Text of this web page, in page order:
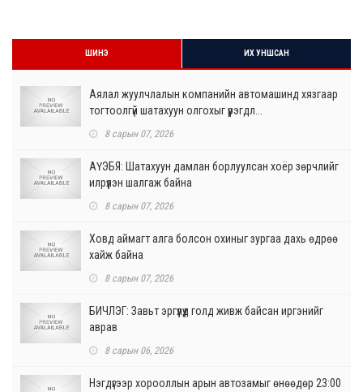
ШИНЭ ИХ УНШСАН
Аялал жуулчлалын компанийн автомашинд хязгаар
тогтоолгүй шатахуун олгохыг үүрэгдл...
8 сарын 07, 2026
АҮЭБЯ: Шатахуун дамлан борлуулсан хоёр зөрчлийг
илрүүлэн шалгаж байна
8 сарын 07, 2026
Ховд аймагт алга болсон охиныг зургаа дахь өдрөө
хайж байна
8 сарын 07, 2026
БИЧЛЭГ: Завьт эргүүлүүд голд живж байсан иргэнийг
аврав
8 сарын 06, 2026
Нэгдүгээр хорооллын арын автозамыг өнөөдөр 23:00